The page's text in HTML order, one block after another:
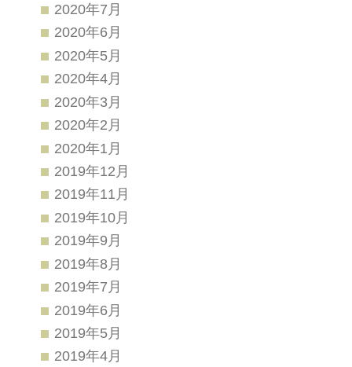
2020年7月
2020年6月
2020年5月
2020年4月
2020年3月
2020年2月
2020年1月
2019年12月
2019年11月
2019年10月
2019年9月
2019年8月
2019年7月
2019年6月
2019年5月
2019年4月